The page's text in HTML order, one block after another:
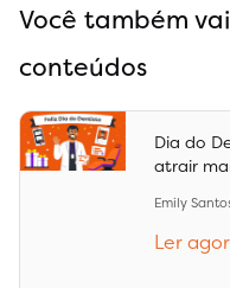
Você também
conteúdos
Dia do
atrair
Emily
Ler